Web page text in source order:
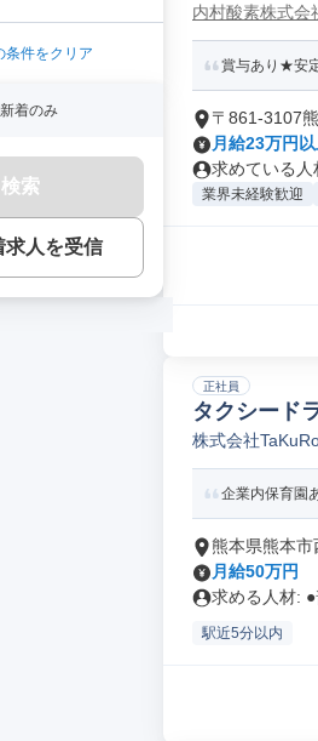
条件をクリア
新着のみ
検索
求人を受信
内村酸素株式会
賞与あり★安
〒861-3107
月給23万円
求めている
業界未経験歓迎
正社員
タクシード
株式会社
企業内保育園
熊本県熊本市
月給50万円
求める人材:
駅近5分以内